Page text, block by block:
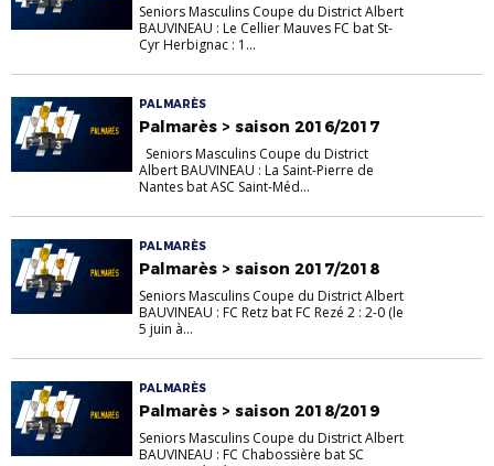
Seniors Masculins Coupe du District Albert
BAUVINEAU : Le Cellier Mauves FC bat St-
Cyr Herbignac : 1...
PALMARÈS
Palmarès > saison 2016/2017
Seniors Masculins Coupe du District
Albert BAUVINEAU : La Saint-Pierre de
Nantes bat ASC Saint-Méd...
PALMARÈS
Palmarès > saison 2017/2018
Seniors Masculins Coupe du District Albert
BAUVINEAU : FC Retz bat FC Rezé 2 : 2-0 (le
5 juin à...
PALMARÈS
Palmarès > saison 2018/2019
Seniors Masculins Coupe du District Albert
BAUVINEAU : FC Chabossière bat SC